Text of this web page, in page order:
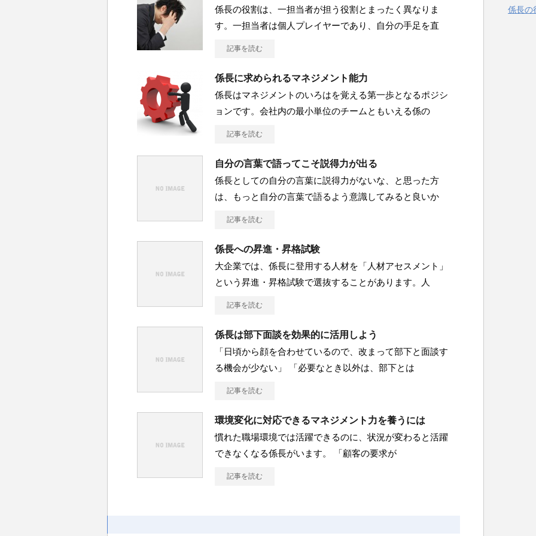
係長の役割は、一担当者が担う役割とまったく異なりま
す。一担当者は個人プレイヤーであり、自分の手足を直
記事を読む
係長に求められるマネジメント能力
係長はマネジメントのいろはを覚える第一歩となるポジシ
ョンです。会社内の最小単位のチームともいえる係の
記事を読む
自分の言葉で語ってこそ説得力が出る
係長としての自分の言葉に説得力がないな、と思った方
は、もっと自分の言葉で語るよう意識してみると良いか
記事を読む
係長への昇進・昇格試験
大企業では、係長に登用する人材を「人材アセスメント」
という昇進・昇格試験で選抜することがあります。人
記事を読む
係長は部下面談を効果的に活用しよう
「日頃から顔を合わせているので、改まって部下と面談す
る機会が少ない」 「必要なとき以外は、部下とは
記事を読む
環境変化に対応できるマネジメント力を養うには
慣れた職場環境では活躍できるのに、状況が変わると活躍
できなくなる係長がいます。 「顧客の要求が
記事を読む
係長の